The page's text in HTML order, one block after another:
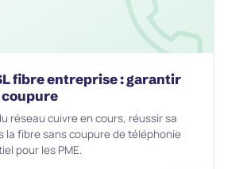
fibre entreprise : garantir
coupure
réseau cuivre en cours, réussir sa
la fibre sans coupure de téléphonie
pour les PME.